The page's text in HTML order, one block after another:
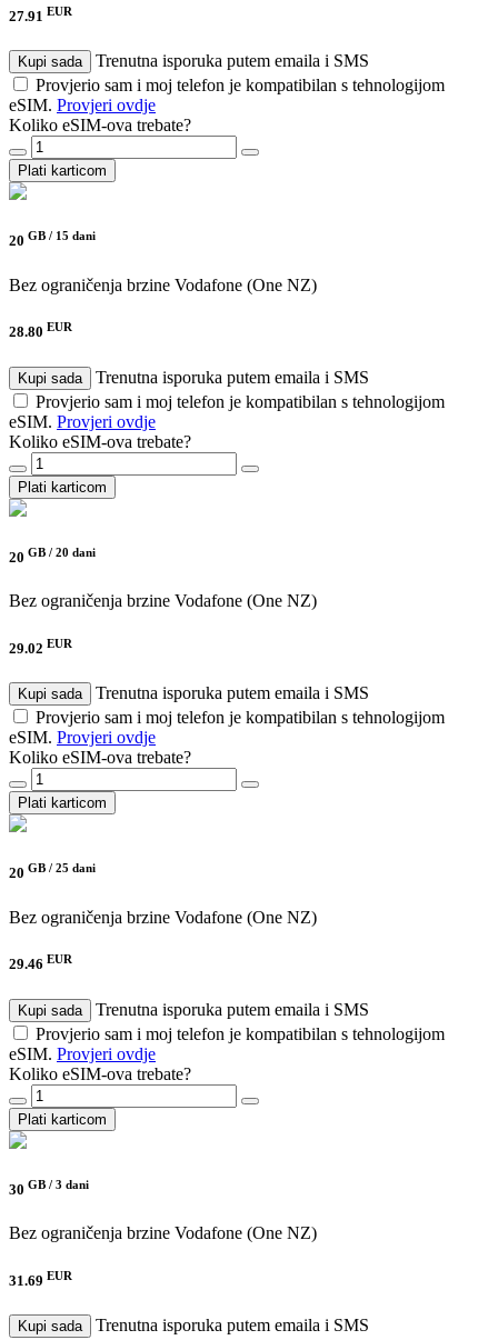
27.91 EUR
Kupi sada
Trenutna isporuka putem emaila i SMS
Provjerio sam i moj telefon je kompatibilan s tehnologijom
eSIM. Provjeri ovdje
Koliko eSIM-ova trebate?
Plati karticom
20 GB / 15 dani
Bez ograničenja brzine Vodafone (One NZ)
28.80 EUR
Kupi sada
Trenutna isporuka putem emaila i SMS
Provjerio sam i moj telefon je kompatibilan s tehnologijom
eSIM. Provjeri ovdje
Koliko eSIM-ova trebate?
Plati karticom
20 GB / 20 dani
Bez ograničenja brzine Vodafone (One NZ)
29.02 EUR
Kupi sada
Trenutna isporuka putem emaila i SMS
Provjerio sam i moj telefon je kompatibilan s tehnologijom
eSIM. Provjeri ovdje
Koliko eSIM-ova trebate?
Plati karticom
20 GB / 25 dani
Bez ograničenja brzine Vodafone (One NZ)
29.46 EUR
Kupi sada
Trenutna isporuka putem emaila i SMS
Provjerio sam i moj telefon je kompatibilan s tehnologijom
eSIM. Provjeri ovdje
Koliko eSIM-ova trebate?
Plati karticom
30 GB / 3 dani
Bez ograničenja brzine Vodafone (One NZ)
31.69 EUR
Kupi sada Trenutna isporuka putem emaila i SMS